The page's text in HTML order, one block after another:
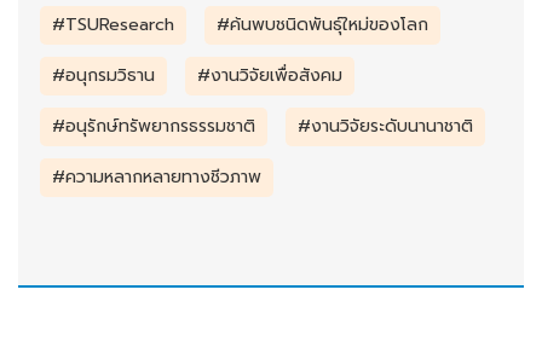
#TSUResearch
#ค้นพบชนิดพันธุ์ใหม่ของโลก
#อนุกรมวิธาน
#งานวิจัยเพื่อสังคม
#อนุรักษ์ทรัพยากรธรรมชาติ
#งานวิจัยระดับนานาชาติ
#ความหลากหลายทางชีวภาพ